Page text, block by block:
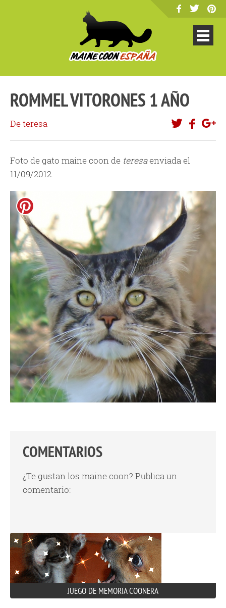
ROMMEL VITORONES 1 AÑO
De teresa
Foto de gato maine coon de teresaenviada el
11/09/2012.
COMENTARIOS
¿Te gustan los maine coon? Publica un
comentario:
JUEGO DE MEMORIA COONERA